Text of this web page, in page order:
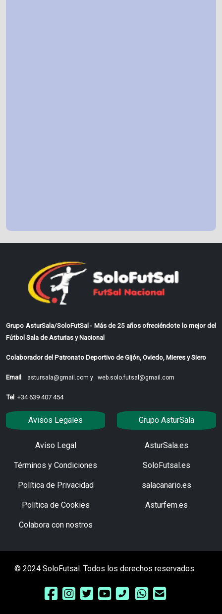
Grupo AsturSala/SoloFutSal - Más de 25 años ofreciéndote lo mejor del
Fútbol Sala de Asturias y Nacional
Colaborador del Patronato Deportivo de Gijón, Oviedo, Mieres y Siero
Email: astursala@gmail.com y web.solo.futsal@gmail.com
Tel: +34 639 407 454
Avisos Legales
Aviso Legal
Términos y Condiciones
Política de Privacidad
Política de Cookies
Colabora con nostros
Grupo AsturSala
AsturSala.es
SoloFutsal.es
salacanario.es
Asturfem.es
© 2024 SoloFutsal. Todos los derechos reservados.